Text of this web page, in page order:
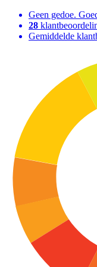
Geen gedoe.
28
Gemiddelde